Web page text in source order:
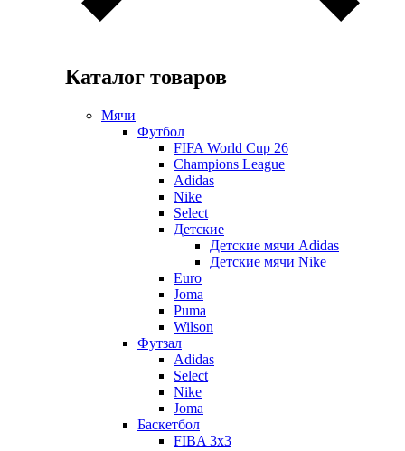
Каталог товаров
Мячи
Футбол
FIFA World Cup 26
Champions League
Adidas
Nike
Select
Детские
Детские мячи Adidas
Детские мячи Nike
Euro
Joma
Puma
Wilson
Футзал
Adidas
Select
Nike
Joma
Баскетбол
FIBA 3x3